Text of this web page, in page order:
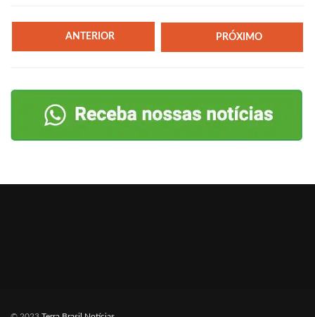
ANTERIOR PRÓXIMO